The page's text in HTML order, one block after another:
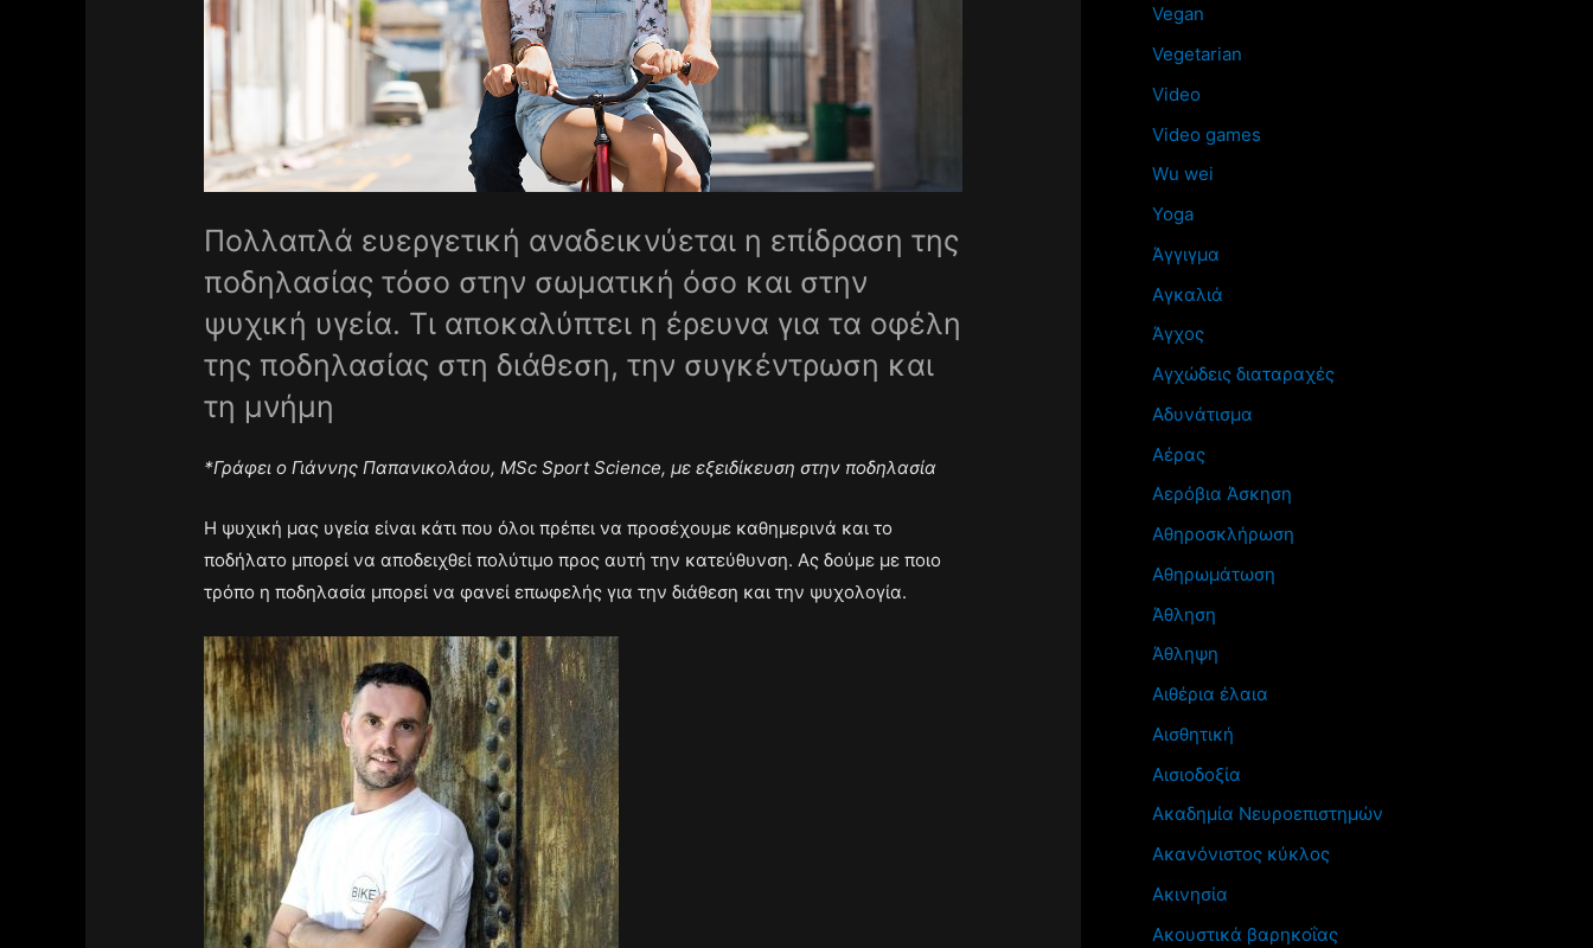
Πολλαπλά ευεργετική αναδεικνύεται η επίδραση της
ποδηλασίας τόσο στην σωματική όσο και στην
ψυχική υγεία. Τι αποκαλύπτει η έρευνα για τα οφέλη
της ποδηλασίας στη διάθεση, την συγκέντρωση και
τη μνήμη
*Γράφει ο Γιάννης Παπανικολάου, MSc Sport Science, με εξειδίκευση στην ποδηλασία
Η ψυχική μας υγεία είναι κάτι που όλοι πρέπει να προσέχουμε καθημερινά και το
ποδήλατο μπορεί να αποδειχθεί πολύτιμο προς αυτή την κατεύθυνση. Ας δούμε με ποιο
τρόπο η ποδηλασία μπορεί να φανεί επωφελής για την διάθεση και την ψυχολογία.
Vegan
Vegetarian
Video
Video games
Wu wei
Yoga
Άγγιγμα
Αγκαλιά
Άγχος
Αγχώδεις διαταραχές
Αδυνάτισμα
Αέρας
Αερόβια Άσκηση
Αθηροσκλήρωση
Αθηρωμάτωση
Άθληση
Άθληψη
Αιθέρια έλαια
Αισθητική
Αισιοδοξία
Ακαδημία Νευροεπιστημών
Ακανόνιστος κύκλος
Ακινησία
Ακουστικά βαρηκοΐας